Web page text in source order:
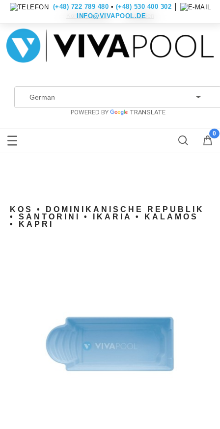
Konto erstellen Anmelden
POWERED BY TRANSLATE
(+48) 722 789 480 • (+48) 530 400 302
INFO@VIVAPOOL.DE
KOS • DOMINIKANISCHE REPUBLIK
• SANTORINI • IKARIA • KALAMOS
• KAPRI